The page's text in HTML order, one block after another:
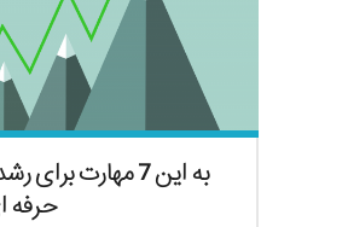
به این 7 مهارت
حرفه